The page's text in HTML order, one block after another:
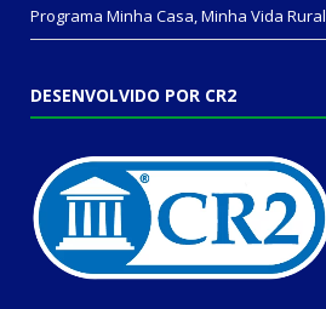
Programa Minha Casa, Minha Vida Rural
DESENVOLVIDO POR CR2